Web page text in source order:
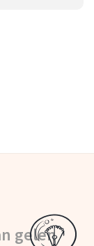
gelen